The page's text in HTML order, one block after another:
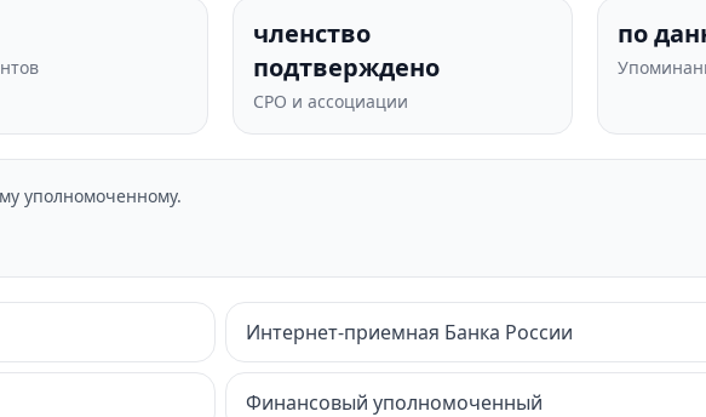
членство
подтверждено
СРО и ассоциации
по
уполномоченному.
Интернет-приемная Банка России
Финансовый уполномоченный